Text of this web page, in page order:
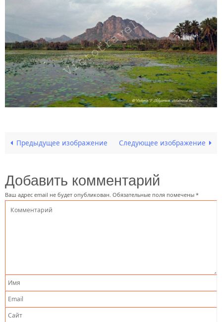
Предыдущее изображение Следующее изображение
Добавить комментарий
Ваш адрес email не будет опубликован. Обязательные поля помечены *